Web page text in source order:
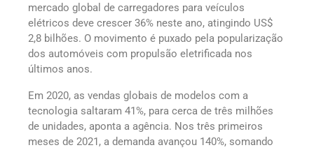
mercado global de carregadores para veículos
elétricos deve crescer 36% neste ano, atingindo US$
2,8 bilhões. O movimento é puxado pela popularização
dos automóveis com propulsão eletrificada nos
últimos anos.
Em 2020, as vendas globais de modelos com a
tecnologia saltaram 41%, para cerca de três milhões
de unidades, aponta a agência. Nos três primeiros
meses de 2021, a demanda avançou 140%, somando